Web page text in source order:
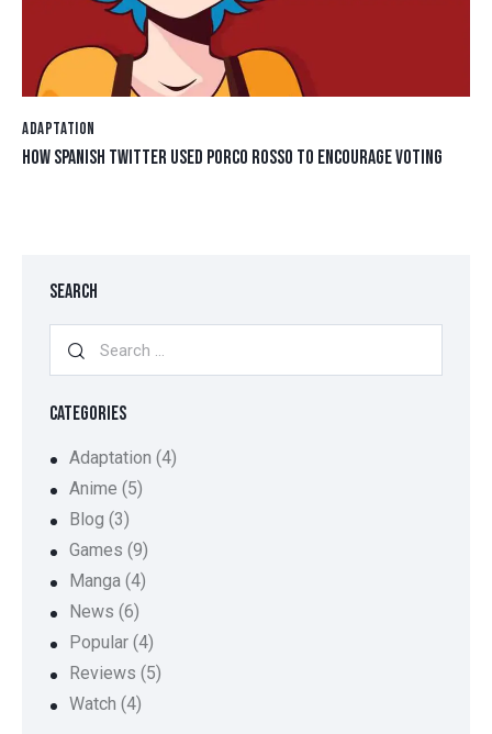
ADAPTATION
HOW SPANISH TWITTER USED PORCO ROSSO TO ENCOURAGE VOTING
SEARCH
CATEGORIES
Adaptation (4)
Anime (5)
Blog (3)
Games (9)
Manga (4)
News (6)
Popular (4)
Reviews (5)
Watch (4)